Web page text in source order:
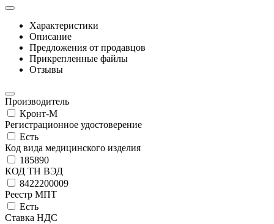
Характеристики
Описание
Предложения от продавцов
Прикрепленные файлы
Отзывы
Производитель
Кронт-М
Регистрационное удостоверение
Есть
Код вида медицинского изделия
185890
КОД ТН ВЭД
8422200009
Реестр МПТ
Есть
Ставка НДС